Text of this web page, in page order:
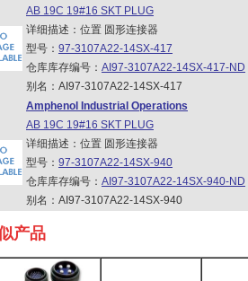
AB 19C 19#16 SKT PLUG
详细描述：位置 圆形连接器
型号： 97-3107A22-14SX-417
仓库库存编号： AI97-3107A22-14SX-417-ND
别名：AI97-3107A22-14SX-417
Amphenol Industrial Operations
AB 19C 19#16 SKT PLUG
详细描述：位置 圆形连接器
型号： 97-3107A22-14SX-940
仓库库存编号： AI97-3107A22-14SX-940-ND
别名：AI97-3107A22-14SX-940
产品